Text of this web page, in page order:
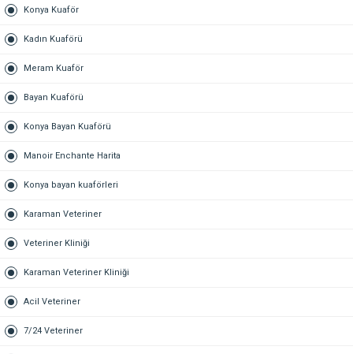
Konya Kuaför
Kadın Kuaförü
Meram Kuaför
Bayan Kuaförü
Konya Bayan Kuaförü
Manoir Enchante Harita
Konya bayan kuaförleri
Karaman Veteriner
Veteriner Kliniği
Karaman Veteriner Kliniği
Acil Veteriner
7/24 Veteriner